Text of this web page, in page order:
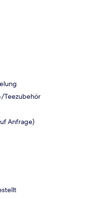
Teezubehör
Anfrage)